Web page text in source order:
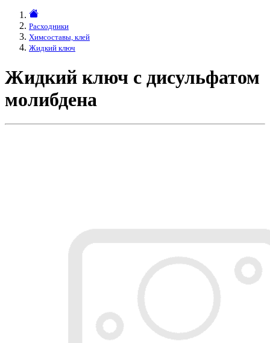
Расходники
Химсоставы, клей
Жидкий ключ
Жидкий ключ с дисульфатом
молибдена